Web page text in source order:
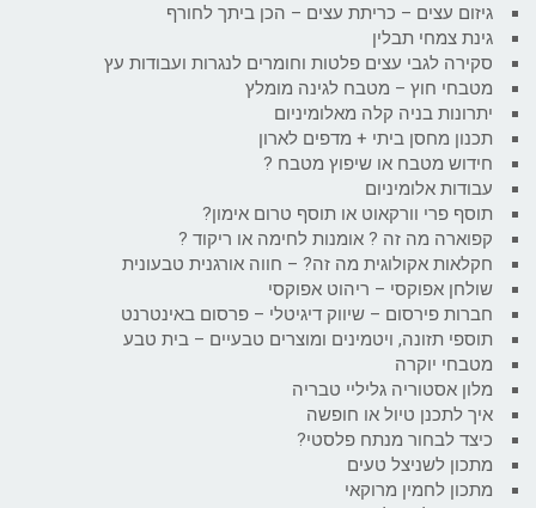
גיזום עצים – כריתת עצים – הכן ביתך לחורף
גינת צמחי תבלין
סקירה לגבי עצים פלטות וחומרים לנגרות ועבודות עץ
מטבחי חוץ – מטבח לגינה מומלץ
יתרונות בניה קלה מאלומיניום
תכנון מחסן ביתי + מדפים לארון
חידוש מטבח או שיפוץ מטבח ?
עבודות אלומיניום
תוסף פרי וורקאוט או תוסף טרום אימון?
קפוארה מה זה ? אומנות לחימה או ריקוד ?
חקלאות אקולוגית מה זה? – חווה אורגנית טבעונית
שולחן אפוקסי – ריהוט אפוקסי
חברות פירסום – שיווק דיגיטלי – פרסום באינטרנט
תוספי תזונה, ויטמינים ומוצרים טבעיים – בית טבע
מטבחי יוקרה
מלון אסטוריה גליליי טבריה
איך לתכנן טיול או חופשה
כיצד לבחור מנתח פלסטי?
מתכון לשניצל טעים
מתכון לחמין מרוקאי